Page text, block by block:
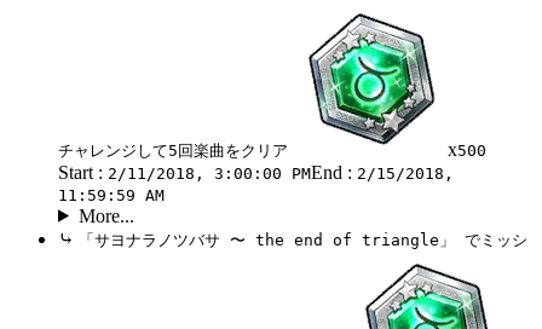
チャレンジして5回楽曲をクリア x500
Start : 2/11/2018, 3:00:00 PMEnd : 2/15/2018,
11:59:59 AM
More...
⤷
「サヨナラノツバサ 〜 the end of triangle」 でミッシ